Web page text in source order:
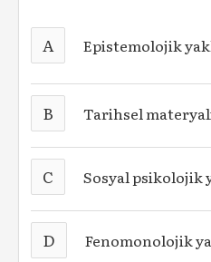
A Epistemolojik
B Tarihsel
C Sosyal psikolojik
D Fenomonolojik